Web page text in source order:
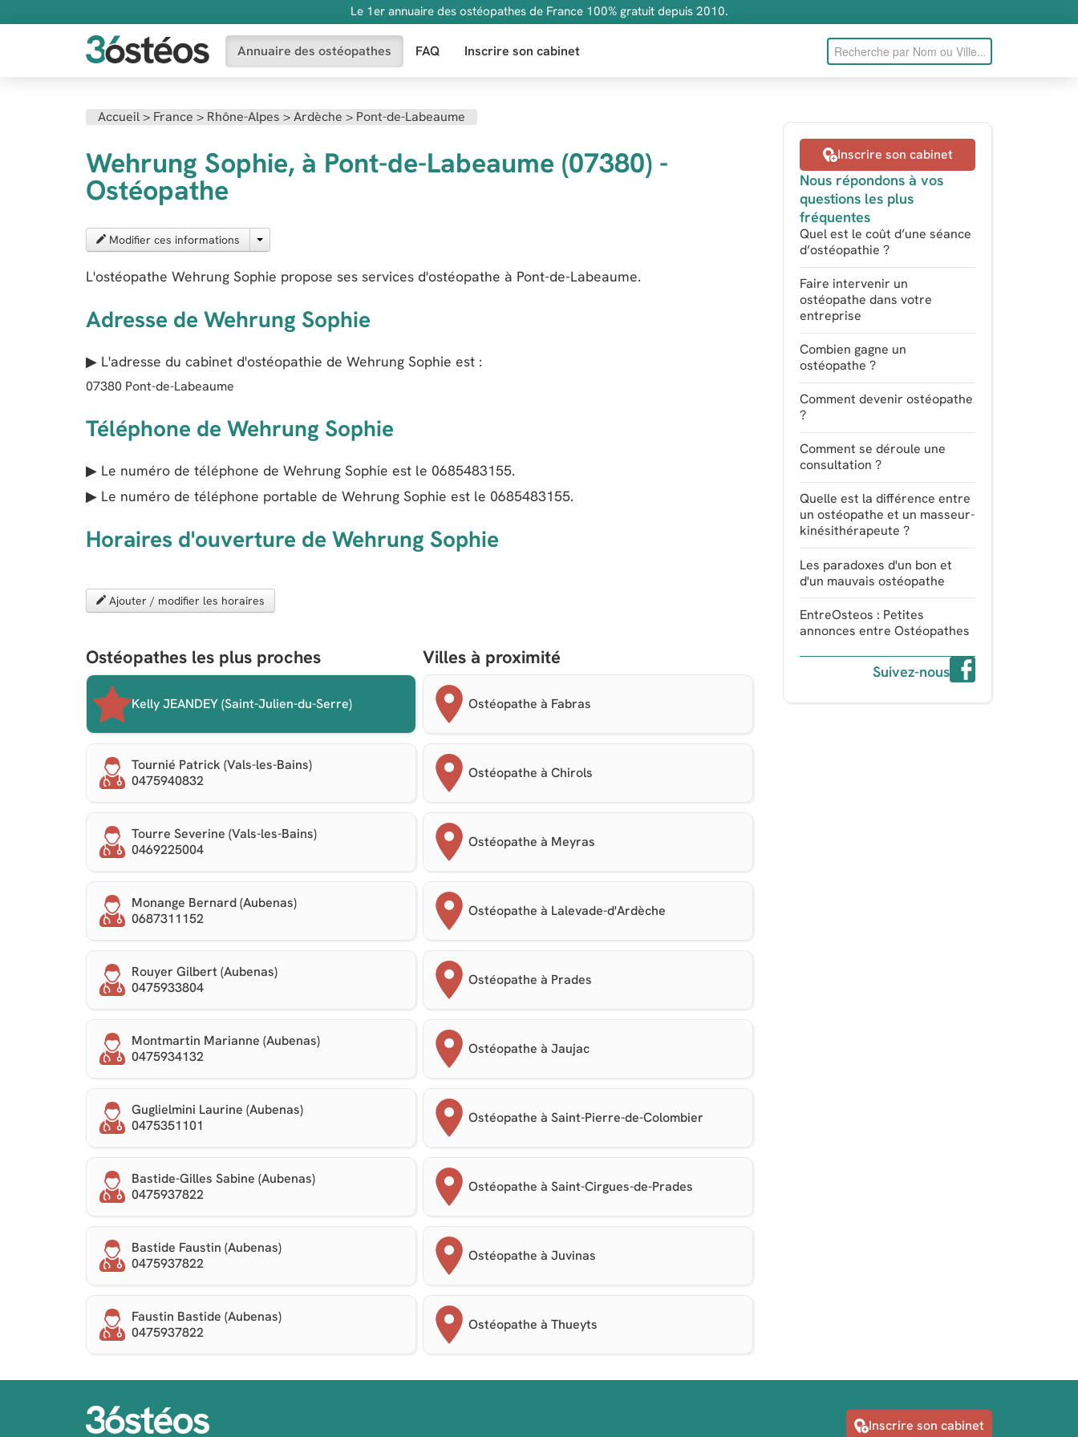
Le 1er annuaire des ostéopathes de France 100% gratuit depuis 2010.
Annuaire des ostéopathes FAQ Inscrire son cabinet
Accueil> France > Rhône-Alpes >Ardèche > Pont-de-Labeaume
Wehrung Sophie, à Pont-de-Labeaume (07380) -
Ostéopathe
Modifier ces informations
L'ostéopathe Wehrung Sophie propose ses services d'ostéopathe à Pont-de-Labeaume.
Adresse de Wehrung Sophie
▶ L'adresse du cabinet d'ostéopathie de Wehrung Sophie est :
07380 Pont-de-Labeaume
Téléphone de Wehrung Sophie
▶ Le numéro de téléphone de Wehrung Sophie est le 0685483155.
▶ Le numéro de téléphone portable de Wehrung Sophie est le 0685483155.
Horaires d'ouverture de Wehrung Sophie
Ajouter / modifier les horaires
Ostéopathes les plus proches
Kelly JEANDEY (Saint-Julien-du-Serre)
Tournié Patrick (Vals-les-Bains)
0475940832
Tourre Severine (Vals-les-Bains)
0469225004
Monange Bernard (Aubenas)
0687311152
Rouyer Gilbert (Aubenas)
0475933804
Montmartin Marianne (Aubenas)
0475934132
Guglielmini Laurine (Aubenas)
0475351101
Bastide-Gilles Sabine (Aubenas)
0475937822
Bastide Faustin (Aubenas)
0475937822
Faustin Bastide (Aubenas)
0475937822
Villes à proximité
Ostéopathe à Fabras
Ostéopathe à Chirols
Ostéopathe à Meyras
Ostéopathe à Lalevade-d'Ardèche
Ostéopathe à Prades
Ostéopathe à Jaujac
Ostéopathe à Saint-Pierre-de-Colombier
Ostéopathe à Saint-Cirgues-de-Prades
Ostéopathe à Juvinas
Ostéopathe à Thueyts
Inscrire son cabinet
Nous répondons à vos
questions les plus
fréquentes
Quel est le coût d’une séance
d’ostéopathie ?
Faire intervenir un
ostéopathe dans votre
entreprise
Combien gagne un
ostéopathe ?
Comment devenir ostéopathe
?
Comment se déroule une
consultation ?
Quelle est la différence entre
un ostéopathe et un masseur-
kinésithérapeute ?
Les paradoxes d'un bon et
d'un mauvais ostéopathe
EntreOsteos : Petites
annonces entre Ostéopathes
Suivez-nous
Inscrire son cabinet